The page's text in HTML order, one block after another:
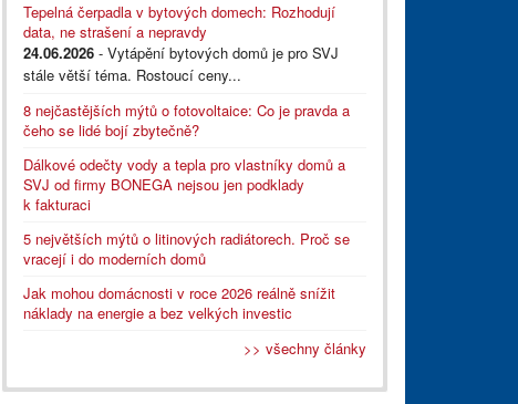
Tepelná čerpadla v bytových domech: Rozhodují
data, ne strašení a nepravdy
24.06.2026 - Vytápění bytových domů je pro SVJ
stále větší téma. Rostoucí ceny...
8 nejčastějších mýtů o fotovoltaice: Co je pravda a
čeho se lidé bojí zbytečně?
Dálkové odečty vody a tepla pro vlastníky domů a
SVJ od firmy BONEGA nejsou jen podklady
k fakturaci
5 největších mýtů o litinových radiátorech. Proč se
vracejí i do moderních domů
Jak mohou domácnosti v roce 2026 reálně snížit
náklady na energie a bez velkých investic
>> všechny články